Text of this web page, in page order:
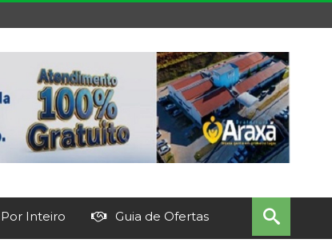
Inteiro Guia de Ofertas